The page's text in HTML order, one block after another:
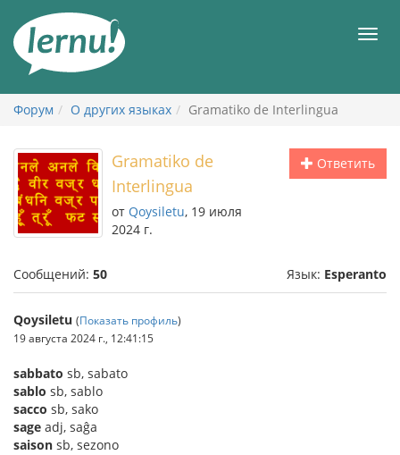
содержанию
Форум О других языках Gramatiko de Interlingua
Ответить
Gramatiko de
Interlingua
от Qoysiletu, 19 июля
2024 г.
Сообщений: 50 Язык: Esperanto
Qoysiletu (Показать профиль)
19 августа 2024 г., 12:41:15
sabbato sb, sabato
sablo sb, sablo
sacco sb, sako
sage adj, saĝa
saison sb, sezono